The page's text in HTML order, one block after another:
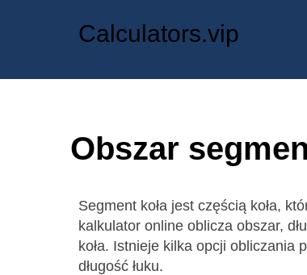
Calculators.vip
Obszar
Segment koła jest częścią koła,
kalkulator online oblicza obszar,
koła. Istnieje kilka opcji obliczania
długość łuku.